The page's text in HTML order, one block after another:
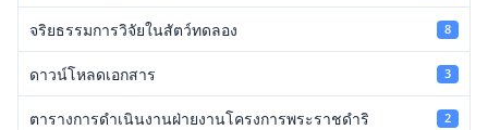
จริยธรรมการวิจัยในสัตว์ทดลอง 8
ดาวน์โหลดเอกสาร 3
ตารางการดำเนินงานฝ่ายงานโครงการพระราชดำริ 2